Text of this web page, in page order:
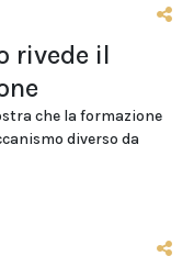
rivede il
che la formazione
diverso da